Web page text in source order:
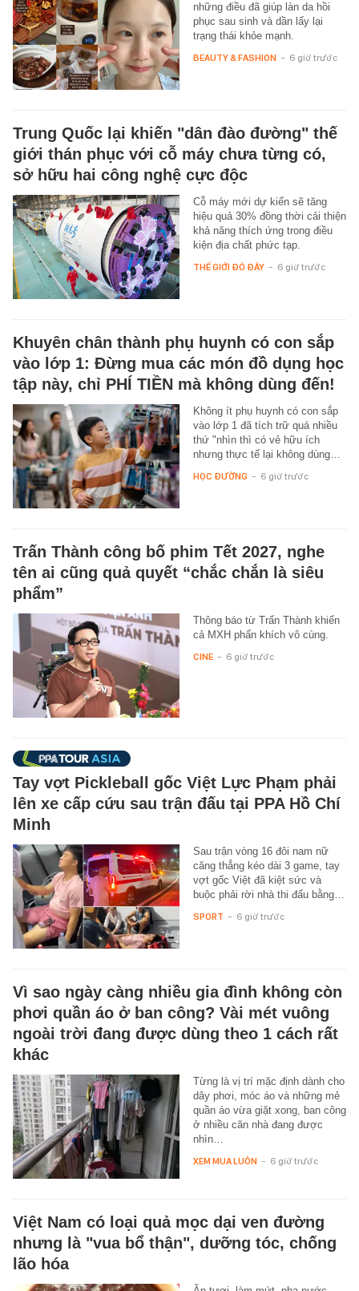
những điều đã giúp làn da hồi
phục sau sinh và dần lấy lại
trạng thái khỏe mạnh.
BEAUTY & FASHION - 6 giờ trước
Trung Quốc lại khiến "dân đào đường" thế
giới thán phục với cỗ máy chưa từng có,
sở hữu hai công nghệ cực độc
Cỗ máy mới dự kiến sẽ tăng
hiệu quả 30% đồng thời cải thiện
khả năng thích ứng trong điều
kiện địa chất phức tạp.
THẾ GIỚI ĐÓ ĐÂY - 6 giờ trước
Khuyên chân thành phụ huynh có con sắp
vào lớp 1: Đừng mua các món đồ dụng học
tập này, chỉ PHÍ TIỀN mà không dùng đến!
Không ít phụ huynh có con sắp
vào lớp 1 đã tích trữ quá nhiều
thứ "nhìn thì có vẻ hữu ích
nhưng thực tế lại không dùng…
HỌC ĐƯỜNG - 6 giờ trước
Trấn Thành công bố phim Tết 2027, nghe
tên ai cũng quả quyết “chắc chắn là siêu
phẩm”
Thông báo từ Trấn Thành khiến
cả MXH phấn khích vô cùng.
CINE - 6 giờ trước
Tay vợt Pickleball gốc Việt Lực Phạm phải
lên xe cấp cứu sau trận đấu tại PPA Hồ Chí
Minh
Sau trận vòng 16 đôi nam nữ
căng thẳng kéo dài 3 game, tay
vợt gốc Việt đã kiệt sức và
buộc phải rời nhà thi đấu bằng…
SPORT - 6 giờ trước
Vì sao ngày càng nhiều gia đình không còn
phơi quần áo ở ban công? Vài mét vuông
ngoài trời đang được dùng theo 1 cách rất
khác
Từng là vị trí mặc định dành cho
dây phơi, móc áo và những mẻ
quần áo vừa giặt xong, ban công
ở nhiều căn nhà đang được
nhìn…
XEM MUA LUÔN - 6 giờ trước
Việt Nam có loại quả mọc dại ven đường
nhưng là "vua bổ thận", dưỡng tóc, chống
lão hóa